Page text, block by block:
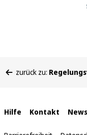
befinden
zurück zu:
Interne
Links
Hilfe Kontakt